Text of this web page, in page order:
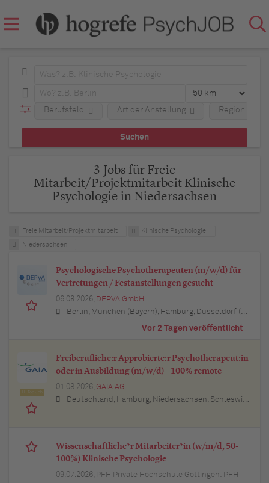
Berufsfeld Art der Anstellung Region
3 Jobs für Freie
Mitarbeit/Projektmitarbeit Klinische
Psychologie in Niedersachsen
Freie Mitarbeit/Projektmitarbeit Klinische Psychologie
Niedersachsen
Psychologische Psychotherapeuten (m/w/d) für
Vertretungen / Festanstellungen gesucht
06.08.2026, DEPVA GmbH
Berlin, München (Bayern), Hamburg, Düsseldorf (Nordrhein-Westfalen), Köln (Nordrhein-Westfalen), Essen (Nordrhein-Westfalen), Dortmund (Nordrhein-Westfalen), Stuttgart (Baden-Württemberg), Heilbronn (Baden-Württemberg), Hannover (Niedersachsen), Rostock (Mecklenburg-Vorpommern), Kiel (Schleswig-Holstein), Augsburg (Bayern), Nürnberg (Bayern), Frankfurt am Main (Hessen), Bremen, Schwerin (Mecklenburg-Vorpommern), Mainz (Rheinland-Pfalz), Saarbrücken (Saarland), Dresden (Sachsen), Magdeburg (Sachsen-Anhalt), Potsdam (Brandenburg), Erfurt (Thüringen), Würzburg (Bayern), Heilbronn (Baden-Württemberg), Leipzig (Sachsen)
Vor 2 Tagen veröffentlicht
Freiberufliche:r Approbierte:r Psychotherapeut:in
oder in Ausbildung (m/w/d) – 100% remote
01.08.2026, GAIA AG
Deutschland, Hamburg, Niedersachsen, Schleswig-Holstein, Baden-Württemberg, Bayern, Berlin, Nordrhein-Westfalen, Hessen, Thüringen, Brandenburg, Mecklenburg-Vorpommern, Rheinland-Pfalz, Saarland
Wissenschaftliche*r Mitarbeiter*in (w/m/d, 50-
100%) Klinische Psychologie
09.07.2026, PFH Private Hochschule Göttingen: PFH